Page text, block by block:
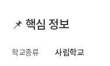
📌 핵심 정보
학교종류 사립학교